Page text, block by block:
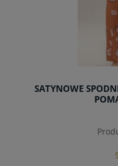
SATYNOWE